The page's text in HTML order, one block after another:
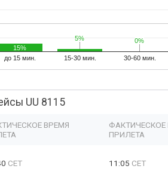
до 15 мин. 15-30 мин. 30-60 мин.
15%
5%
5% 0%
0%
UU 8115
ВРЕМЯ
ФАКТИЧЕСКОЕ
ПРИЛЕТА
CET 11:05 CET